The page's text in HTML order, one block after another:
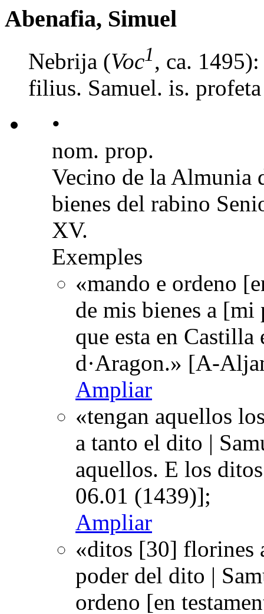
Abenafia, Simuel
Nebrija (Voc1, ca.
filius. Samuel. is.
•
nom. prop.
Vecino de la Almunia
bienes del rabino
XV.
Exemples
«mando e ordeno
de mis bienes a
que esta en Castilla
d·Aragon.» [A-
Ampliar
«tengan aquellos
a tanto el dito |
aquellos. E los
06.01 (1439)];
Ampliar
«ditos [30] florines
poder del dito |
ordeno [en